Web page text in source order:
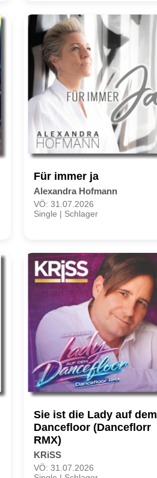
Für immer ja
Alexandra Hofmann
VÖ: 31.07.2026
Single | Schlager
Sie ist die Lady auf dem
Dancefloor (Danceflorr
RMX)
KRiSS
VÖ: 31.07.2026